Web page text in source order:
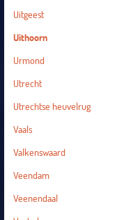
Uitgeest
Uithoorn
Urmond
Utrecht
Utrechtse heuvelrug
Vaals
Valkenswaard
Veendam
Veenendaal